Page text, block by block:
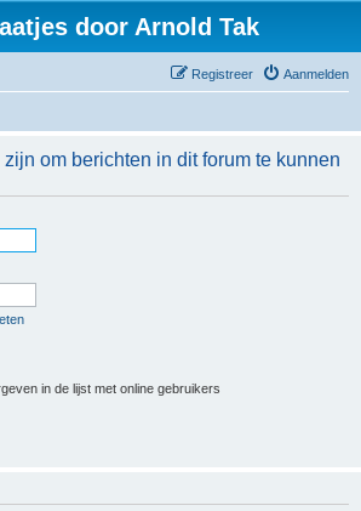
door Arnold Tak
Aanmelden
Registreer
om berichten in dit forum te kunnen
in de lijst met online gebruikers